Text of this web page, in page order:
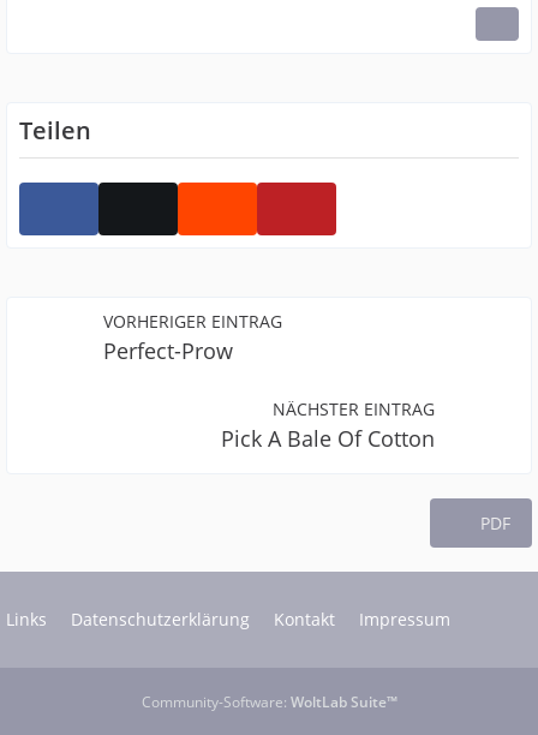
Teilen
VORHERIGER EINTRAG
Perfect-Prow
NÄCHSTER EINTRAG
Pick A Bale Of Cotton
PDF
Links Datenschutzerklärung Kontakt Impressum
Community-Software: WoltLab Suite™